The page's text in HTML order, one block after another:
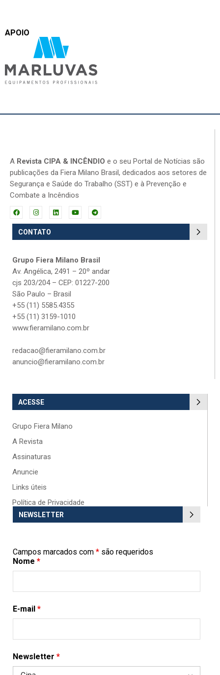
APOIO
A Revista CIPA & INCÊNDIO e o seu Portal de Notícias são
publicações da Fiera Milano Brasil, dedicados aos setores de
Segurança e Saúde do Trabalho (SST) e à Prevenção e
Combate a Incêndios
CONTATO
Grupo Fiera Milano Brasil
Av. Angélica, 2491 – 20º andar
cjs 203/204 – CEP: 01227-200
São Paulo – Brasil
+55 (11) 5585.4355
+55 (11) 3159-1010
www.fieramilano.com.br
redacao@fieramilano.com.br
anuncio@fieramilano.com.br
ACESSE
Grupo Fiera Milano
A Revista
Assinaturas
Anuncie
Links úteis
Política de Privacidade
NEWSLETTER
Campos marcados com * são requeridos
Nome *
E-mail *
Newsletter *